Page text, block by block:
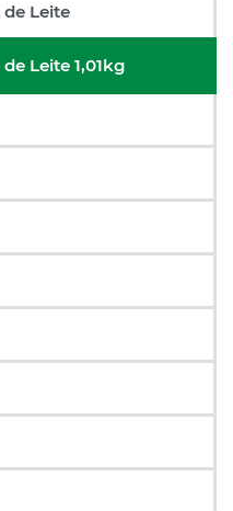
Leite
Leite 1,01kg